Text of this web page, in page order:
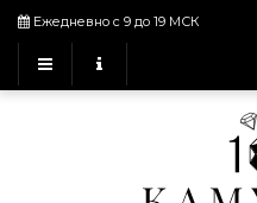
Ежедневно с 9 до 19 МСК